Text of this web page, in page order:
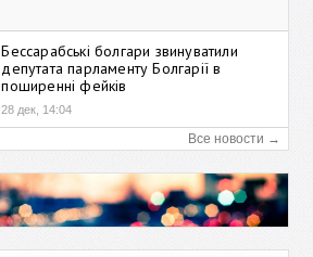
Бессарабські болгари звинуватили
депутата парламенту Болгарії в
поширенні фейків
28 дек, 14:04
Все новости →